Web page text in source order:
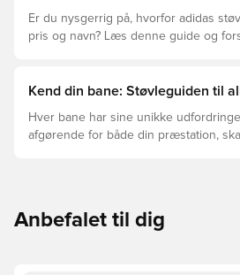
Er du nysgerrig på, hvorfor adidas
pris og navn? Læs denne guide og
Kend din bane: Støvleguiden til
Hver bane har sine unikke
afgørende for både din præstation,
Anbefalet til dig